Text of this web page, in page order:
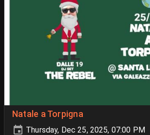
Natale a Torpigna
Thursday, Dec 25, 2025, 07:00 PM